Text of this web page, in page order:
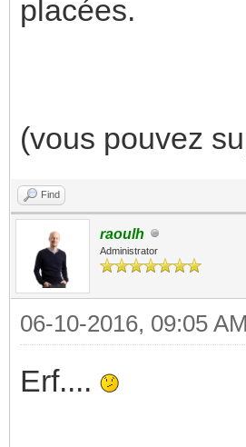
placées.
(vous pouvez
Find
raoulh
Administrator
06-10-2016, 09:05 AM
Erf....